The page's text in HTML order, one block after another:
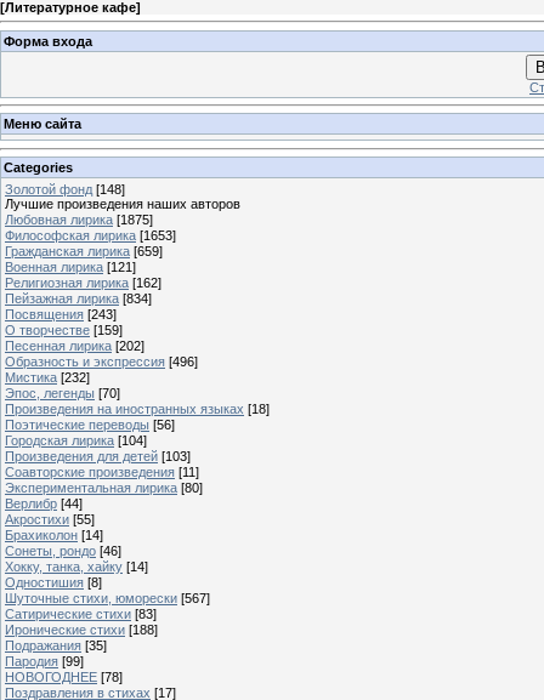
[Литературное кафе]
Форма входа
Меню сайта
Categories
Золотой фонд [148]
Лучшие произведения наших авторов
Любовная лирика [1875]
Философская лирика [1653]
Гражданская лирика [659]
Военная лирика [121]
Религиозная лирика [162]
Пейзажная лирика [834]
Посвящения [243]
О творчестве [159]
Песенная лирика [202]
Образность и экспрессия [496]
Мистика [232]
Эпос, легенды [70]
Произведения на иностранных языках [18]
Поэтические переводы [56]
Городская лирика [104]
Произведения для детей [103]
Соавторские произведения [11]
Экспериментальная лирика [80]
Верлибр [44]
Акростихи [55]
Брахиколон [14]
Сонеты, рондо [46]
Хокку, танка, хайку [14]
Одностишия [8]
Шуточные стихи, юморески [567]
Сатирические стихи [83]
Иронические стихи [188]
Подражания [35]
Пародия [99]
НОВОГОДНЕЕ [78]
Поздравления в стихах [17]